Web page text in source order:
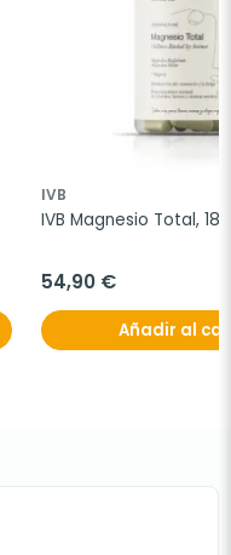
IVB
IVB Magnesio Total,
54,90 €
Añadir al